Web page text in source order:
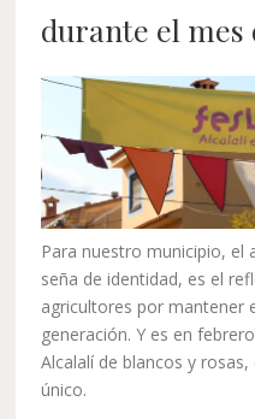
durante el
Para nuestro municipio, el
seña de identidad, es el
agricultores por mantener
generación. Y es en
Alcalalí de blancos y
único.